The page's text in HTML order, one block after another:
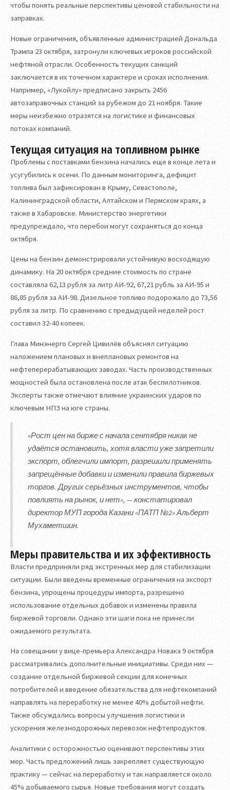
чтобы понять реальные перспективы ценовой стабильности на
заправках.
Новые ограничения, объявленные администрацией Дональда
Трампа 23 октября, затронули ключевых игроков российской
нефтяной отрасли. Особенность текущих санкций
заключается в их точечном характере и сроках исполнения.
Например, «Лукойлу» предписано закрыть 2456
автозаправочных станций за рубежом до 21 ноября. Такие
меры неизбежно отразятся на логистике и финансовых
потоках компаний.
Текущая ситуация на топливном рынке
Проблемы с поставками бензина начались еще в конце лета и
усугубились к осени. По данным мониторинга, дефицит
топлива был зафиксирован в Крыму, Севастополе,
Калининградской области, Алтайском и Пермском краях, а
также в Хабаровске. Министерство энергетики
предупреждало, что перебои могут сохраняться до конца
октября.
Цены на бензин демонстрировали устойчивую восходящую
динамику. На 20 октября средние стоимость по стране
составляла 62,13 рубля за литр АИ-92, 67,21 рубль за АИ-95 и
86,85 рубля за АИ-98. Дизельное топливо подорожало до 73,56
рубля за литр. По сравнению с предыдущей неделей рост
составил 32-40 копеек.
Глава Минэнерго Сергей Цивилёв объяснял ситуацию
наложением плановых и внеплановых ремонтов на
нефтеперерабатывающих заводах. Часть производственных
мощностей была остановлена после атак беспилотников.
Эксперты также отмечают влияние украинских ударов по
ключевым НПЗ на юге страны.
«Рост цен на бирже с начала сентября никак не
удаётся остановить, хотя власти уже запретили
экспорт, облегчили импорт, разрешили применять
запрещённые добавки и изменили правила биржевых
торгов. Других серьёзных инструментов, чтобы
повлиять на рынок, и нет», — констатировал
директор МУП города Казани «ПАТП №2» Альберт
Мухаметшин.
Меры правительства и их эффективность
Власти предприняли ряд экстренных мер для стабилизации
ситуации. Были введены временные ограничения на экспорт
бензина, упрощены процедуры импорта, разрешено
использование отдельных добавок и изменены правила
биржевой торговли. Однако эти шаги пока не принесли
ожидаемого результата.
На совещании у вице-премьера Александра Новака 9 октября
рассматривались дополнительные инициативы. Среди них —
создание отдельной биржевой секции для конечных
потребителей и введение обязательства для нефтекомпаний
направлять на переработку не менее 40% добытой нефти.
Также обсуждались вопросы улучшения логистики и
ускорения железнодорожных перевозок нефтепродуктов.
Аналитики с осторожностью оценивают перспективы этих
мер. Часть предложений лишь закрепляет существующую
практику — сейчас на переработку и так направляется около
45% добываемого сырья. Новые требования могут создать